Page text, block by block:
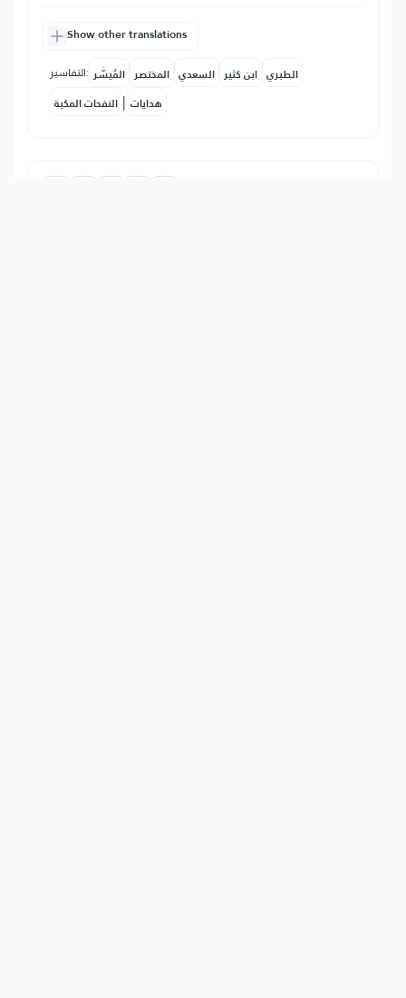
Show other translations
التفاسير: المُيسَّر المختصر السعدي ابن كثير الطبري
النفحات المكية | هدايات